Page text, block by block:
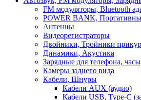
FM модуляторы, Bluetooth
POWER BANK,
Антенны
Видеорегистраторы
Двойники, Тройники
Динамики, Акустика
Зарядные для телефона,
Камеры заднего вида
Кабели, Шнуры
Кабели AUX (аудио)
Кабели USB, Type-C